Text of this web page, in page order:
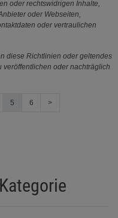
oder rechtswidrigen Inhalte,
oder Webseiten,
oder vertraulichen
diese Richtlinien oder geltendes
veröffentlichen oder nachträglich
5 6 >